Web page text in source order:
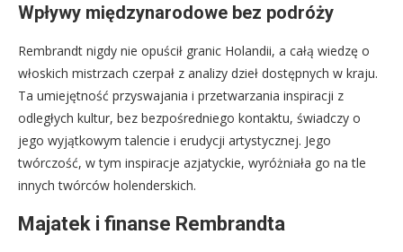
Wpływy międzynarodowe bez podróży
Rembrandt nigdy nie opuścił granic Holandii, a całą wiedzę o
włoskich mistrzach czerpał z analizy dzieł dostępnych w kraju.
Ta umiejętność przyswajania i przetwarzania inspiracji z
odległych kultur, bez bezpośredniego kontaktu, świadczy o
jego wyjątkowym talencie i erudycji artystycznej. Jego
twórczość, w tym inspiracje azjatyckie, wyróżniała go na tle
innych twórców holenderskich.
Majatek i finanse Rembrandta